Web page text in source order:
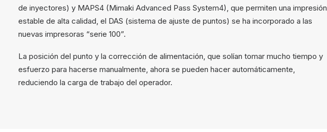
de inyectores) y MAPS4 (Mimaki Advanced Pass System4), que permiten una impresión
estable de alta calidad, el DAS (sistema de ajuste de puntos) se ha incorporado a las
nuevas impresoras “serie 100”.
La posición del punto y la corrección de alimentación, que solían tomar mucho tiempo y
esfuerzo para hacerse manualmente, ahora se pueden hacer automáticamente,
reduciendo la carga de trabajo del operador.